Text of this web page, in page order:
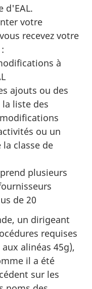
d'EAL.
votre
recevez votre
à
ajouts ou des
liste des
ou un
classe de
plusieurs
de 20
un dirigeant
requises
alinéas 45g),
il a été
sur les